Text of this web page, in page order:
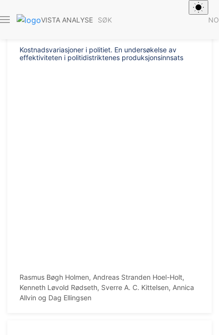
VISTA ANALYSE SØK NO
Kostnadsvariasjoner i politiet. En undersøkelse av
effektiviteten i politidistriktenes produksjonsinnsats
Rasmus Bøgh Holmen, Andreas Stranden Hoel-Holt,
Kenneth Løvold Rødseth, Sverre A. C. Kittelsen, Annica
Allvin og Dag Ellingsen